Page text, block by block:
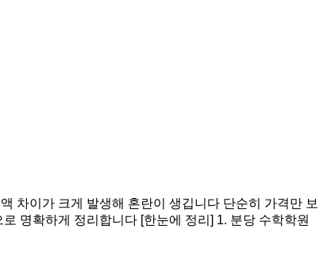
차이가 크게 발생해 혼란이 생깁니다 단순히 가격만 보
명확하게 정리합니다 [한눈에 정리] 1. 분당 수학학원